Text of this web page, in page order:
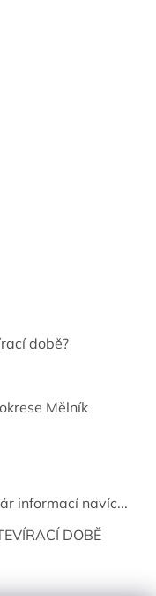
době?
Mělník
informací navíc...
DOBĚ